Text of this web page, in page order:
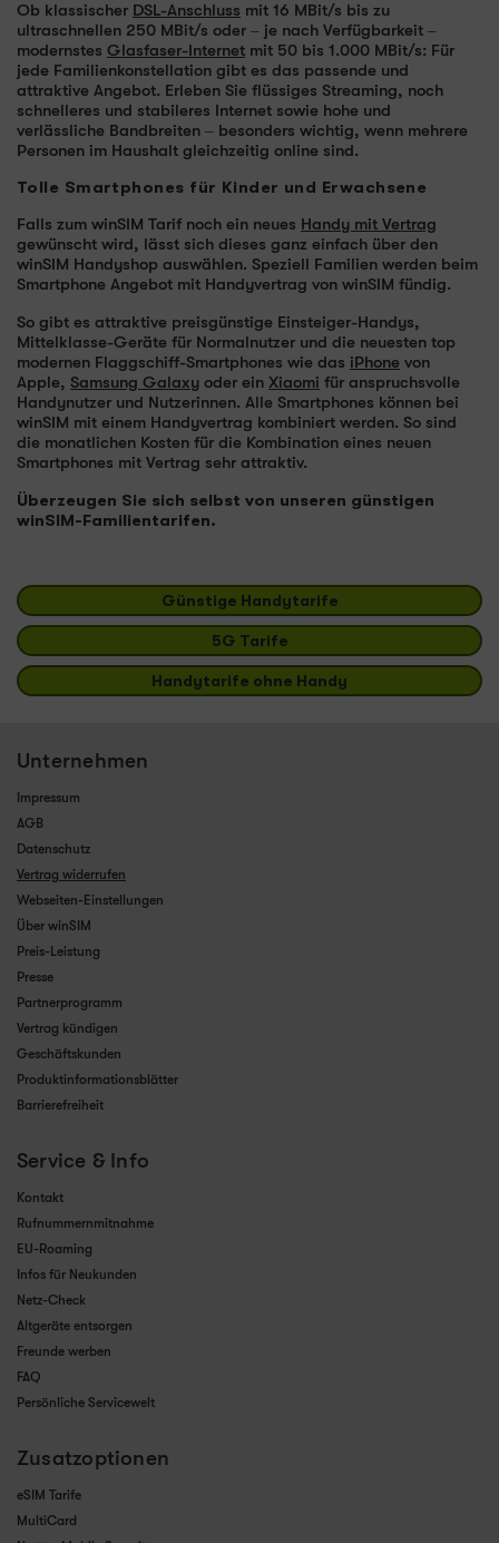
Ob klassischer DSL-Anschluss mit 16 MBit/s bis zu
ultraschnellen 250 MBit/s oder – je nach Verfügbarkeit –
modernstes Glasfaser-Internet mit 50 bis 1.000 MBit/s: Für
jede Familienkonstellation gibt es das passende und
attraktive Angebot. Erleben Sie flüssiges Streaming, noch
schnelleres und stabileres Internet sowie hohe und
verlässliche Bandbreiten – besonders wichtig, wenn mehrere
Personen im Haushalt gleichzeitig online sind.
Tolle Smartphones für Kinder und Erwachsene
Falls zum winSIM Tarif noch ein neues Handy mit Vertrag
gewünscht wird, lässt sich dieses ganz einfach über den
winSIM Handyshop auswählen. Speziell Familien werden beim
Smartphone Angebot mit Handyvertrag von winSIM fündig.
So gibt es attraktive preisgünstige Einsteiger-Handys,
Mittelklasse-Geräte für Normalnutzer und die neuesten top
modernen Flaggschiff-Smartphones wie das iPhone von
Apple, Samsung Galaxy oder ein Xiaomi für anspruchsvolle
Handynutzer und Nutzerinnen. Alle Smartphones können bei
winSIM mit einem Handyvertrag kombiniert werden. So sind
die monatlichen Kosten für die Kombination eines neuen
Smartphones mit Vertrag sehr attraktiv.
Überzeugen Sie sich selbst von unseren günstigen
winSIM-Familientarifen.
Günstige Handytarife
5G Tarife
Handytarife ohne Handy
Unternehmen
Impressum
AGB
Datenschutz
Vertrag widerrufen
Webseiten-Einstellungen
Über winSIM
Preis-Leistung
Presse
Partnerprogramm
Vertrag kündigen
Geschäftskunden
Produktinformationsblätter
Barrierefreiheit
Service & Info
Kontakt
Rufnummernmitnahme
EU-Roaming
Infos für Neukunden
Netz-Check
Altgeräte entsorgen
Freunde werben
FAQ
Persönliche Servicewelt
Zusatzoptionen
eSIM Tarife
MultiCard